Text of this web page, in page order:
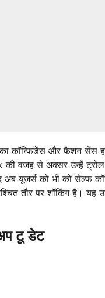
कॉन्फिडेंस और फैशन
वजह से अक्सर उन्हें
अब यूजर्स को भी को सेल्फ
तौर पर शॉकिंग है। यह
टू डेट